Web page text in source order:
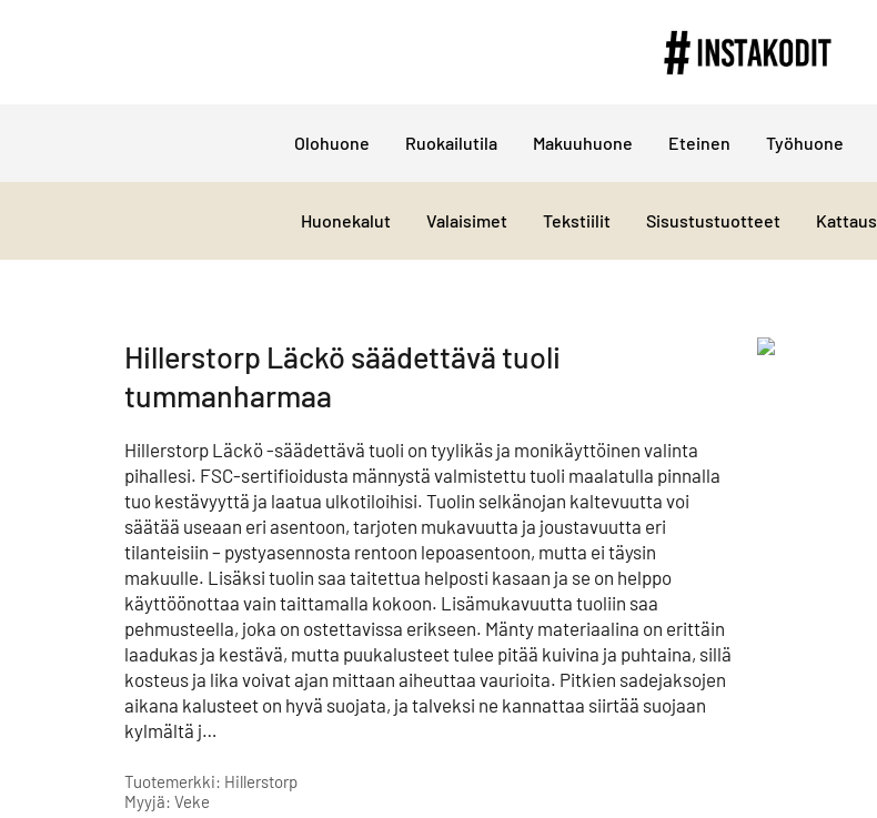
Olohuone Ruokailutila Makuuhuone Eteinen Työhuone
Huonekalut Valaisimet Tekstiilit Sisustustuotteet Kattaus
Hillerstorp Läckö säädettävä tuoli
tummanharmaa
Hillerstorp Läckö -säädettävä tuoli on tyylikäs ja monikäyttöinen valinta
pihallesi. FSC-sertifioidusta männystä valmistettu tuoli maalatulla pinnalla
tuo kestävyyttä ja laatua ulkotiloihisi. Tuolin selkänojan kaltevuutta voi
säätää useaan eri asentoon, tarjoten mukavuutta ja joustavuutta eri
tilanteisiin – pystyasennosta rentoon lepoasentoon, mutta ei täysin
makuulle. Lisäksi tuolin saa taitettua helposti kasaan ja se on helppo
käyttöönottaa vain taittamalla kokoon. Lisämukavuutta tuoliin saa
pehmusteella, joka on ostettavissa erikseen. Mänty materiaalina on erittäin
laadukas ja kestävä, mutta puukalusteet tulee pitää kuivina ja puhtaina, sillä
kosteus ja lika voivat ajan mittaan aiheuttaa vaurioita. Pitkien sadejaksojen
aikana kalusteet on hyvä suojata, ja talveksi ne kannattaa siirtää suojaan
kylmältä j…
Tuotemerkki: Hillerstorp
Myyjä: Veke